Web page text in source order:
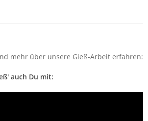
mehr über unsere Gieß-Arbeit erfahren:
auch Du mit: